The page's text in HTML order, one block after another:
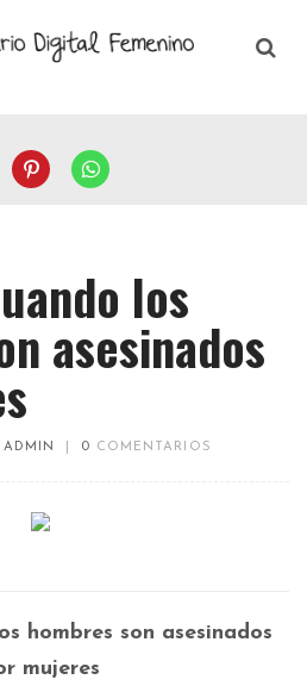
los
asesinados
ADMIN 0 COMENTARIOS
hombres son asesinados
mujeres